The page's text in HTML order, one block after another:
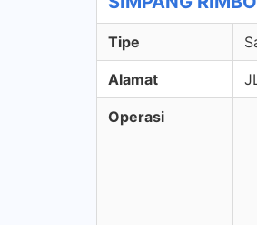
Tipe
Alamat
Operasi